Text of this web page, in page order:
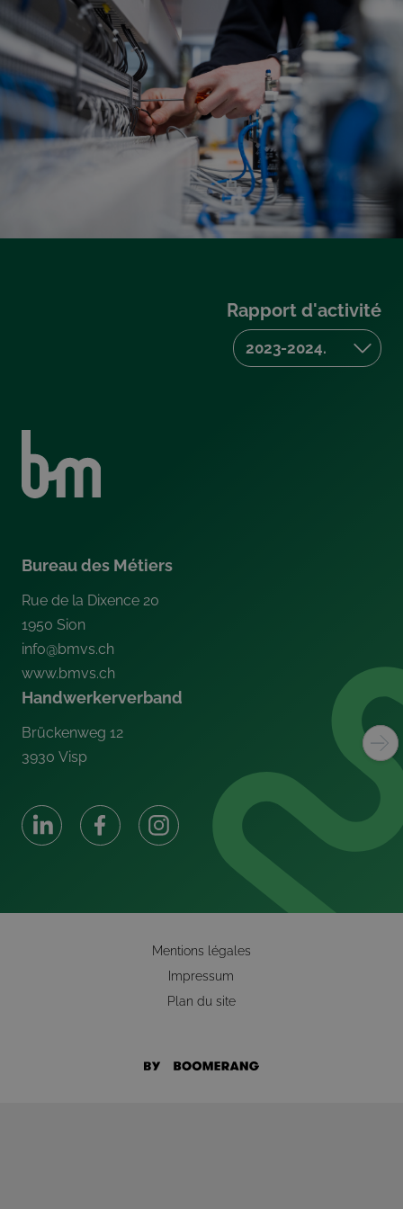
Bureau des Métiers
Rue de la Dixence 20
1950 Sion
info@bmvs.ch
www.bmvs.ch
Handwerkerverband
Brückenweg 12
3930 Visp
Rapport d'activité
Mentions légales
Impressum
Plan du site